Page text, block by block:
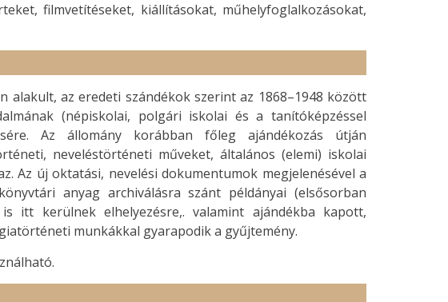
filmvetítéseket, kiállításokat, műhelyfoglalkozásokat,
alakult, az eredeti szándékok szerint az 1868–1948 között
(népiskolai, polgári iskolai és a tanítóképzéssel
Az állomány korábban főleg ajándékozás útján
neveléstörténeti műveket, általános (elemi) iskolai
Az új oktatási, nevelési dokumentumok megjelenésével a
anyag archiválásra szánt példányai (elsősorban
itt kerülnek elhelyezésre,. valamint ajándékba kapott,
munkákkal gyarapodik a gyűjtemény.